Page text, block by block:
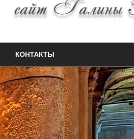
КОНТАКТЫ